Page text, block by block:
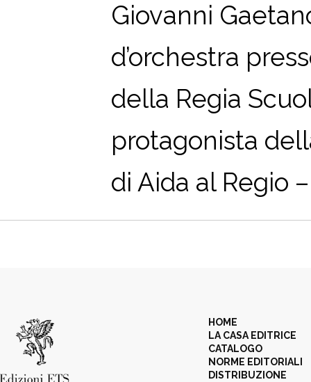
Giovanni
d’orchestra
della Regia
protagonista
di Aida al Regio
HOME
LA CASA EDITRICE
CATALOGO
NORME EDITORIALI
DISTRIBUZIONE